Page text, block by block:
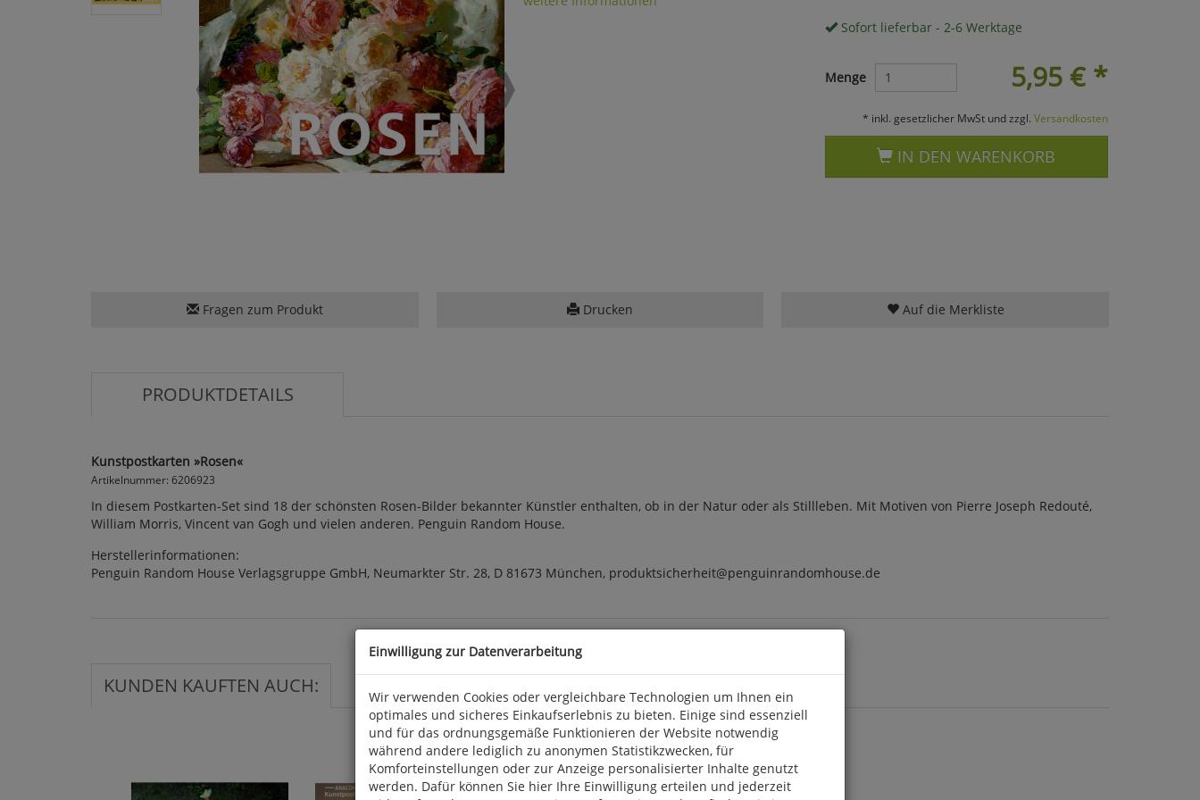
Sofort lieferbar - 2-6 Werktage
5,95 €*
Menge
* inkl. gesetzlicher MwSt und zzgl. Versandkosten
IN DEN WARENKORB
Fragen zum Produkt Drucken Auf die Merkliste
PRODUKTDETAILS
Kunstpostkarten »Rosen«
Artikelnummer: 6206923
In diesem Postkarten-Set sind 18 der schönsten Rosen-Bilder bekannter Künstler enthalten, ob in der Natur oder als Stillleben. Mit Motiven von Pierre Joseph Redouté,
William Morris, Vincent van Gogh und vielen anderen. Penguin Random House.
Herstellerinformationen:
Penguin Random House Verlagsgruppe GmbH, Neumarkter Str. 28, D 81673 München, produktsicherheit@penguinrandomhouse.de
KUNDEN KAUFTEN AUCH:
Einwilligung zur Datenverarbeitung
Wir verwenden Cookies oder vergleichbare Technologien um Ihnen ein
optimales und sicheres Einkaufserlebnis zu bieten. Einige sind essenziell
und für das ordnungsgemäße Funktionieren der Website notwendig
während andere lediglich zu anonymen Statistikzwecken, für
Komforteinstellungen oder zur Anzeige personalisierter Inhalte genutzt
werden. Dafür können Sie hier Ihre Einwilligung erteilen und jederzeit